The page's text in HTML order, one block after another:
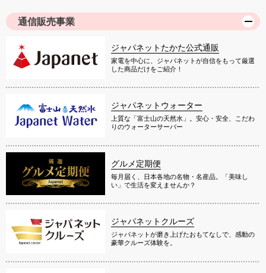
通信販売事業
ジャパネットたかた公式通販
家電を中心に、ジャパネットが自信をもって厳選
した商品だけをご紹介！
ジャパネットウォーター
上質な「富士山の天然水」。安心・安全、こだわ
りのウォーターサーバー
グルメ定期便
毎月届く、日本各地の名物・名産品。「美味し
い」で生活を変えませんか？
ジャパネットクルーズ
ジャパネットが磨き上げたおもてなしで、感動の
豪華クルーズ体験を。